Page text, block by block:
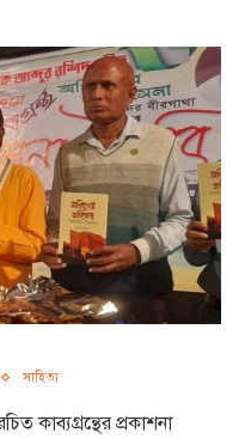
সাহিত্য
কাব্যগ্রন্থের প্রকাশনা